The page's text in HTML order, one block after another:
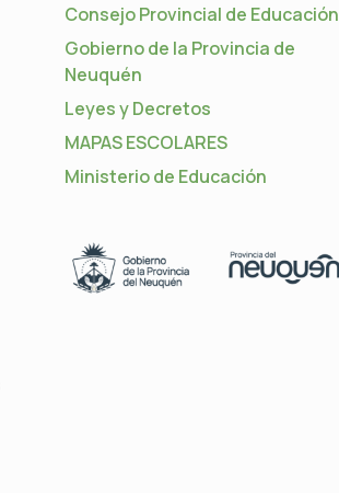
Consejo Provincial de Educación
Gobierno de la Provincia de
Neuquén
Leyes y Decretos
MAPAS ESCOLARES
Ministerio de Educación